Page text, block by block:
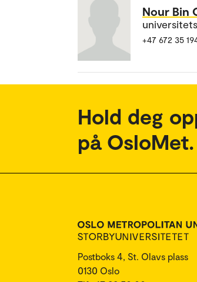
Nour Bin
+47 672 35
Hold deg
på OsloMet.
Postboks 4, St. Olavs plass
0130 Oslo